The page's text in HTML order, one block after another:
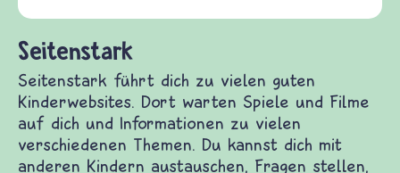
und Frieden, Streit und Gewalt.